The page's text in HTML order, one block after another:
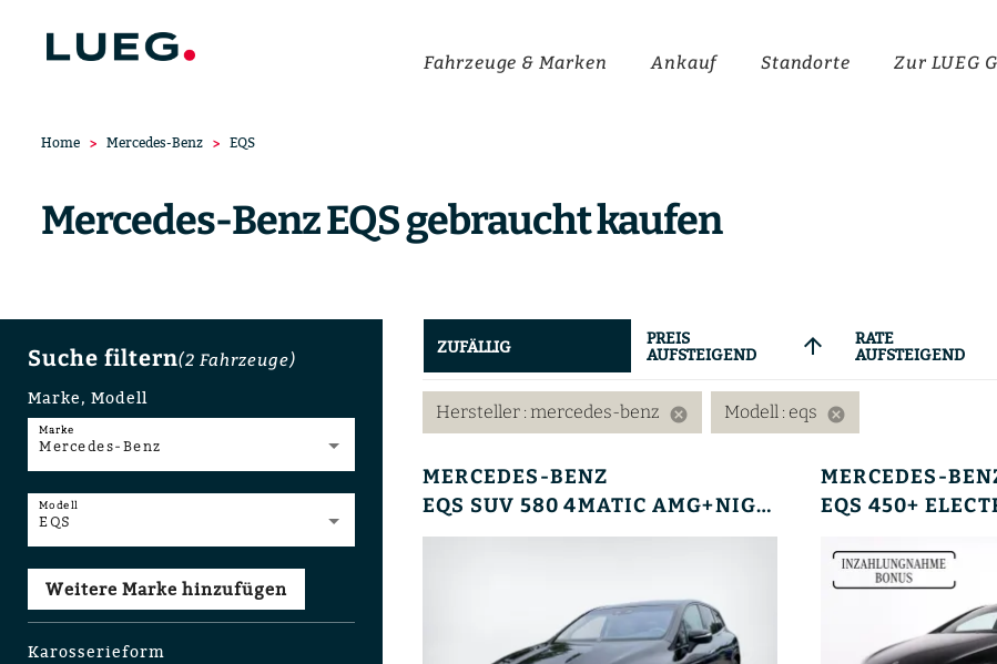
Fahrzeuge & Marken Ankauf Standorte Zur LUEG
Home Mercedes-Benz EQS
Mercedes-Benz EQS gebraucht kaufen
Suche filtern(2 Fahrzeuge)
Marke, Modell
Mercedes-Benz
Marke
EQS
Modell
Weitere Marke hinzufügen
Karosserieform
ZUFÄLLIG PREIS
AUFSTEIGEND arrow_upward RATE
AUFSTEIGEND
Hersteller : mercedes-benz cancel Modell : eqs cancel
MERCEDES-BENZ
EQS SUV 580 4MATIC AMG+NIGHT+HUD+BURM+AIRM+PANO
MERCEDES-